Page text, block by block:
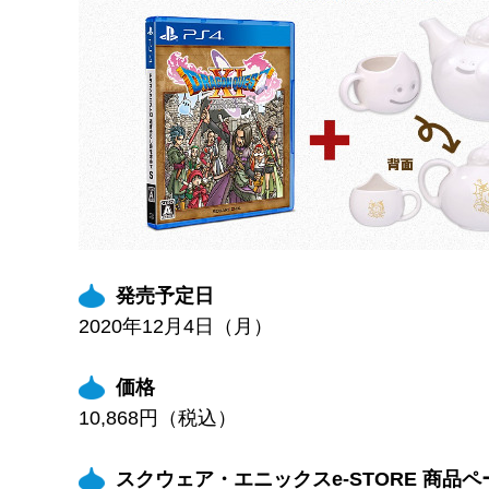
発売予定日
2020年12月4日（月）
価格
10,868円（税込）
スクウェア・エニックスe-STORE 商品ペ